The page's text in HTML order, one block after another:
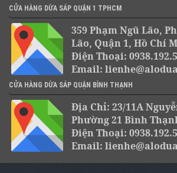
CỬA HÀNG DỪA SÁP QUẬN 1 TPHCM
359 Phạm Ngũ Lão,
Lão, Quận 1, Hồ Chí
Điện Thoại:
Email:
CỬA HÀNG DỪA SÁP QUẬN BÌNH THẠNH
Địa Chỉ: 23/11A
Phường 21 Bình
Điện Thoại:
Email: